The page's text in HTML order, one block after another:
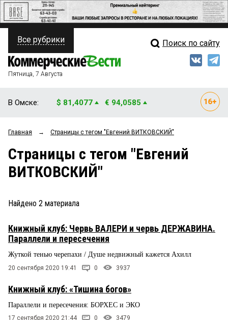
ПОЛИТИКА
ФИНАНСЫ
ОБЩЕСТВО
ЗАКОН
ПРОИСШЕСТВИЯ
СТИЛЬ ЖИЗНИ
Свежий выпуск
Мнения
Рейтинги
Все рубрики Поиск по сайту
Пятница, 7 Августа
В Омске: $ 81,4077 € 94,0585
Главная → Страницы c тегом "Евгений ВИТКОВСКИЙ"
Страницы c тегом "Евгений
ВИТКОВСКИЙ"
Найдено 2 материала
Книжный клуб: Червь ВАЛЕРИ и червь ДЕРЖАВИНА.
Параллели и пересечения
Жуткой тенью черепахи / Душе недвижный кажется Ахилл
20 сентября 2020 19:41 0 3937
Книжный клуб: «Тишина богов»
Параллели и пересечения: БОРХЕС и ЭКО
17 сентября 2020 21:44 0 3479